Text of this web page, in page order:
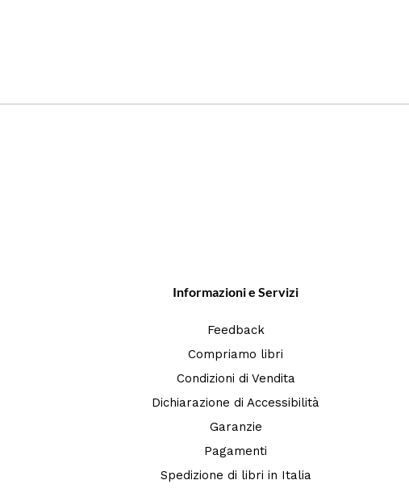
Informazioni e Servizi
Feedback
Compriamo libri
Condizioni di Vendita
Dichiarazione di Accessibilità
Garanzie
Pagamenti
Spedizione di libri in Italia